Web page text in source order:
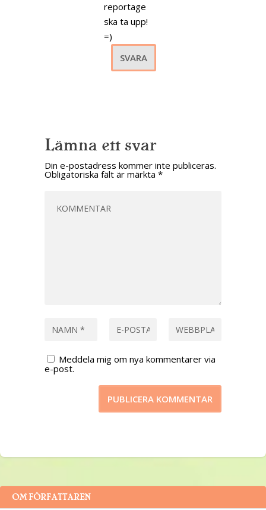
reportage
ska ta upp!
=)
SVARA
Lämna ett svar
Din e-postadress kommer inte publiceras.
Obligatoriska fält är märkta *
Meddela mig om nya kommentarer via
e-post.
OM FÖRFATTAREN